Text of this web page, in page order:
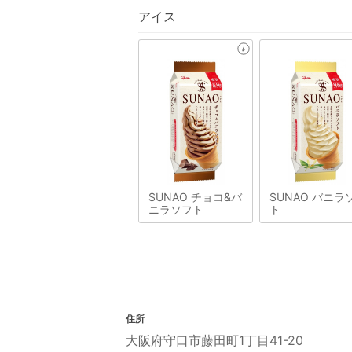
アイス
SUNAO チョコ&バ
ニラソフト
SUNAO バニラ
ト
住所
大阪府守口市藤田町1丁目41-20